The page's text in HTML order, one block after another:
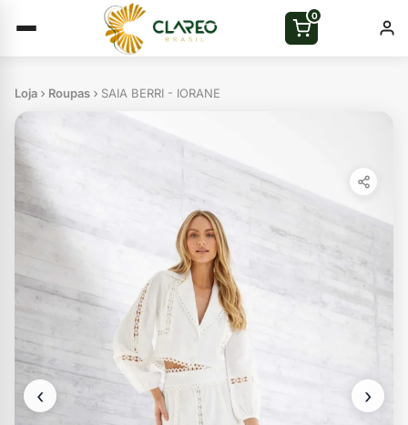
0
Loja Roupas SAIA BERRI - IORANE
‹ ›